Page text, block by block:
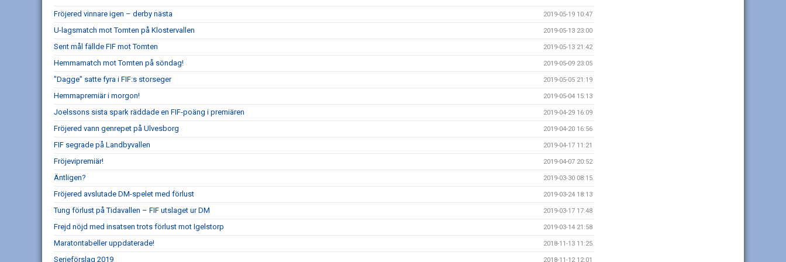
Fröjered vinnare igen – derby nästa 2019-05-19 10:47
U-lagsmatch mot Tomten på Klostervallen 2019-05-13 23:00
Sent mål fällde FIF mot Tomten 2019-05-13 21:42
Hemmamatch mot Tomten på söndag! 2019-05-09 23:05
"Dagge" satte fyra i FIF:s storseger 2019-05-05 21:19
Hemmapremiär i morgon! 2019-05-04 15:13
Joelssons sista spark räddade en FIF-poäng i premiären 2019-04-29 16:09
Fröjered vann genrepet på Ulvesborg 2019-04-20 16:56
FIF segrade på Landbyvallen 2019-04-17 11:21
Fröjevipremiär! 2019-04-07 20:52
Äntligen? 2019-03-30 08:15
Fröjered avslutade DM-spelet med förlust 2019-03-24 18:13
Tung förlust på Tidavallen – FIF utslaget ur DM 2019-03-17 17:48
Frejd nöjd med insatsen trots förlust mot Igelstorp 2019-03-14 21:58
Maratontabeller uppdaterade! 2018-11-13 11:25
Serieförslag 2019 2018-11-12 12:01